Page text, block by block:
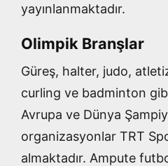
yayınlanmaktadır.
Olimpik Branşlar
Güreş, halter, judo,
curling ve badminton
Avrupa ve Dünya
organizasyonlar TRT
almaktadır. Ampute